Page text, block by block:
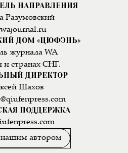
НАПРАВЛЕНИЯ
Разумовский
ДОМ «ЦЮФЭНЬ»
журнала WA
и странах СНГ.
ДИРЕКТОР
Шахов
ПОДДЕРЖКА
нашим автором